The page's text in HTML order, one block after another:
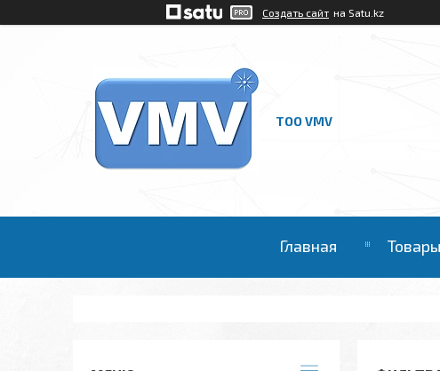
Создать сайт на Satu.kz
ТОО VMV
Главная